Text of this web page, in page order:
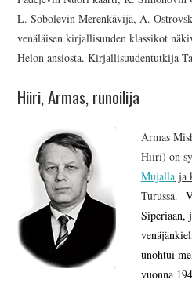
L. Sobolevin Merenkävijä, A.
venäläisen kirjallisuuden klassikot
Helon ansiosta. Kirjallisuudentutkija
Hiiri, Armas, runoilija
Armas
Hiiri) on
Mujallaja
Turussa.
Siperiaan,
unohtui
vuonna